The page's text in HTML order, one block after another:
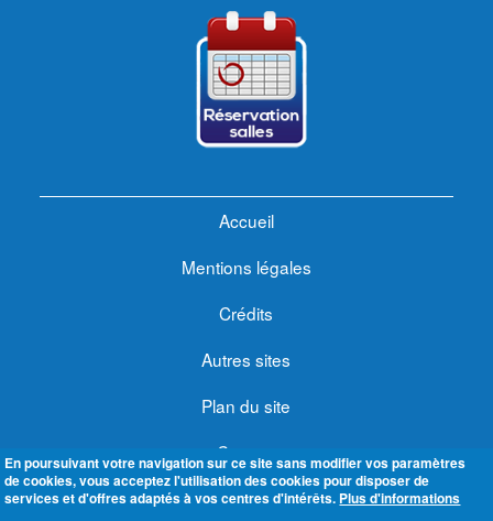
Accueil
Mentions légales
Crédits
Autres sites
Plan du site
Contact
Se connecter
En poursuivant votre navigation sur ce site sans modifier vos paramètres
de cookies, vous acceptez l'utilisation des cookies pour disposer de
services et d'offres adaptés à vos centres d'intérêts. Plus d'informations